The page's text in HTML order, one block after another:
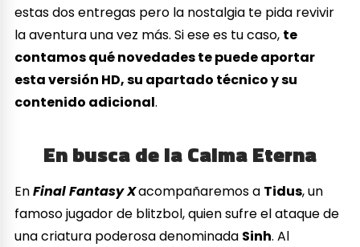
estas dos entregas pero la nostalgia te pida revivir
la aventura una vez más. Si ese es tu caso, te
contamos qué novedades te puede aportar
esta versión HD, su apartado técnico y su
contenido adicional.
En busca de la Calma Eterna
EnFinal Fantasy Xacompañaremos a Tidus, un
famoso jugador de blitzbol, quien sufre el ataque de
una criatura poderosa denominada Sinh. Al